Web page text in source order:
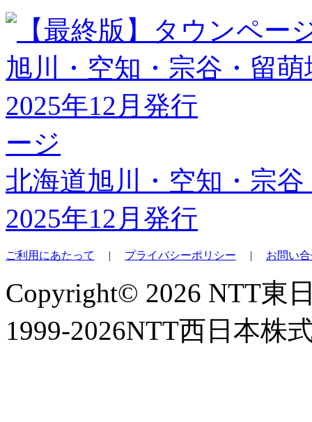
ージ
北海道旭川・空知・宗
2025年12月発行
ご利用にあたって | プライバシーポリシー | お問い
Copyright© 2026 NTT
1999-2026NTT西日本株